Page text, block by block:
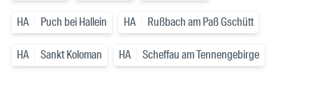
HA Puch bei Hallein HA Rußbach am Paß Gschütt
HA Sankt Koloman HA Scheffau am Tennengebirge